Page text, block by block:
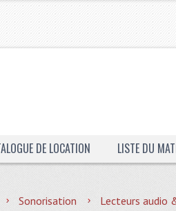
DE LOCATION LISTE DU
Sonorisation Lecteurs audio